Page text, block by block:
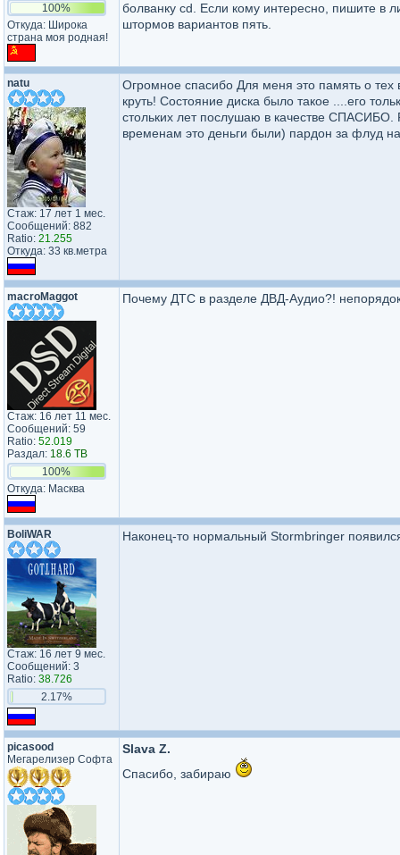
100%
Откуда: Широка
страна моя родная!
болванку cd. Если кому интересно, пишите в
штормов вариантов пять.
natu
Стаж: 17 лет 1 мес.
Сообщений: 882
Ratio: 21.255
Откуда: 33 кв.метра
Огромное спасибо Для меня это память о тех
круть! Состояние диска было такое ....его
стольких лет послушаю в качестве СПАСИБО.
временам это деньги были) пардон за флуд
macroMaggot
Стаж: 16 лет 11 мес.
Сообщений: 59
Ratio: 52.019
Раздал: 18.6 TB
100%
Откуда: Масква
Почему ДТС в разделе ДВД-Аудио?!
BoliWAR
Стаж: 16 лет 9 мес.
Сообщений: 3
Ratio: 38.726
2.17%
Наконец-то нормальный Stormbringer
picasood
Мегарелизер Софта
Slava Z.
Cпасибо, забираю